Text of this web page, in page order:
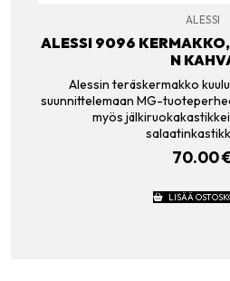
ALESSI
ALESSI 9096
N
Alessin teräskermakko
suunnittelemaan MG-
myös
70.00
LISÄÄ